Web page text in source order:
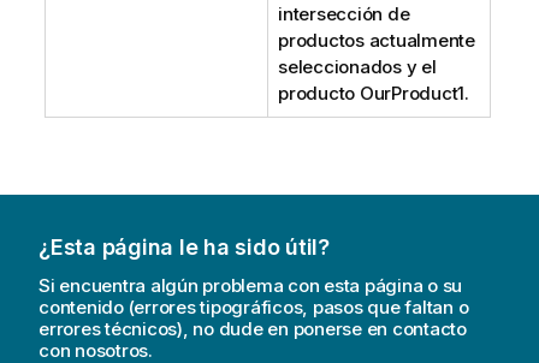
intersección de
productos actualmente
seleccionados y el
producto OurProduct1.
¿Esta página le ha sido útil?
Si encuentra algún problema con esta página o su
contenido (errores tipográficos, pasos que faltan o
errores técnicos), no dude en ponerse en contacto
con nosotros.